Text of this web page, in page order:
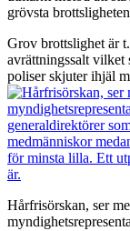
grövsta
Grov brottslighet är
avrättningssalt vilket
poliser skjuter ihjäl
Hårfrisörskan, ser